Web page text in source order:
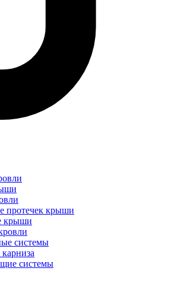
протечек крыши
крыши
системы
системы